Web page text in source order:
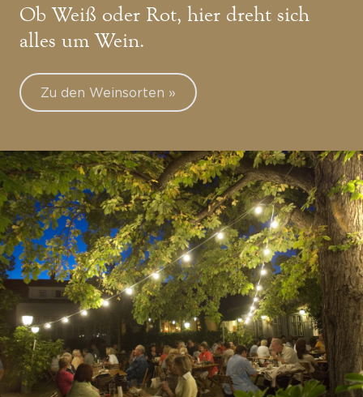
Ob Weiß oder Rot, hier dreht sich
alles um Wein.
Zu den Weinsorten »